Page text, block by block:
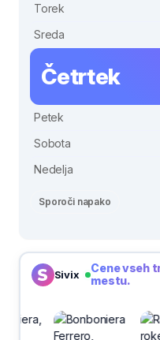
Torek
Sreda
Četrtek
Petek
Sobota
Nedelja
Sporoči napako
Sivix
Cene vseh
mestu.